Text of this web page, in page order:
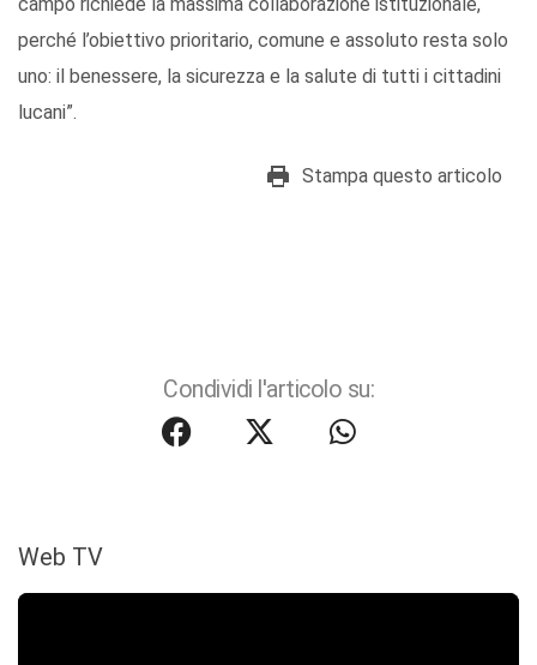
perché l’obiettivo prioritario, comune e assoluto resta solo
uno: il benessere, la sicurezza e la salute di tutti i cittadini
lucani”.
Stampa questo articolo
Condividi l'articolo su:
Web TV